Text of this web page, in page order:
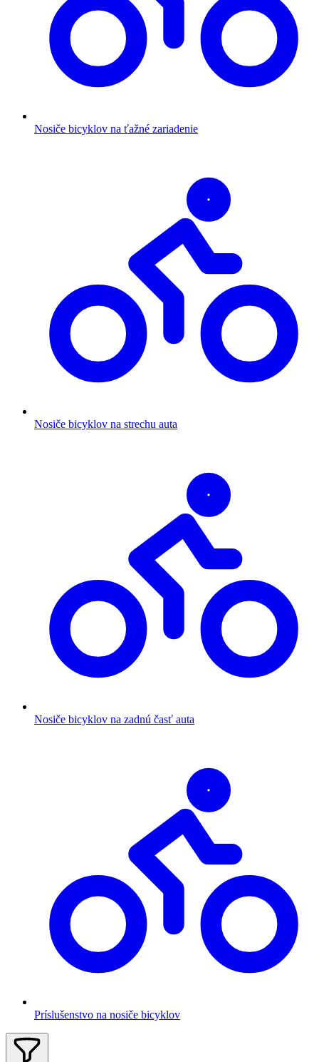
Nosiče bicyklov na ťažné zariadenie
Nosiče bicyklov na strechu auta
Nosiče bicyklov na zadnú časť auta
Príslušenstvo na nosiče bicyklov